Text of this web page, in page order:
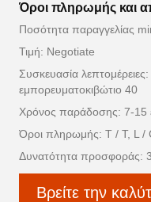
Όροι πληρωμής και
Ποσότητα παραγγελίας
Τιμή: Negotiate
Συσκευασία
εμπορευματοκιβώτιο 40
Χρόνος παράδοσης: 7-15
Όροι πληρωμής: T / T, L /
Δυνατότητα προσφοράς:
Βρείτε την